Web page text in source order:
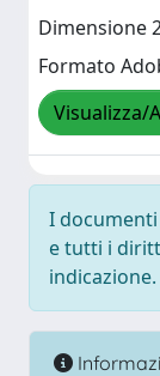
Dimensione
Formato
Visualizza/
I
e tutti i
indicazione.